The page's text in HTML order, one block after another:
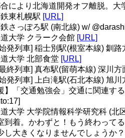
により北海道開発オフ離脱。大
東札幌駅 [URL]
鉄さっぽろ駅 (南北線) w/
道大学 クラーク会館 [URL]
発列車] 稲士別駅(根室本線) 釧路
大学 北部食堂 [URL]
終列車] 真布駅(留萌本線) 深川方
発列車] 上白滝駅(石北本線) 旭川
】「交通勉強会」交通に関連す
道大学 大学院情報科学研究科 (北
到着。かわずと！もう終わって
し大きくなりませんでしょうか